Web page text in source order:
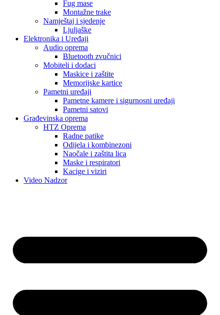
Fug mase
Montažne trake
Namještaj i sjedenje
Ljuljaške
Elektronika i Uređaji
Audio oprema
Bluetooth zvučnici
Mobiteli i dodaci
Maskice i zaštite
Memorijske kartice
Pametni uređaji
Pametne kamere i sigurnosni uređaji
Pametni satovi
Građevinska oprema
HTZ Oprema
Radne patike
Odijela i kombinezoni
Naočale i zaštita lica
Maske i respiratori
Kacige i viziri
Video Nadzor